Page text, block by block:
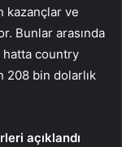
kazançlar ve
Bunlar arasında
hatta country
208 bin dolarlık
açıklandı